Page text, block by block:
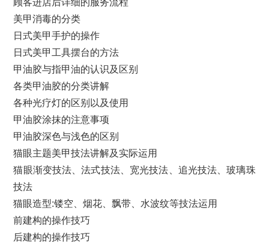
美甲消毒的分类
日式美甲手护的操作
日式美甲工具摆台的方法
甲油胶与指甲油的认识及区别
各类甲油胶的分类讲解
各种光疗灯的区别以及使用
甲油胶涂抹的注意事项
甲油胶深色与浅色的区别
猫眼主题美甲技法讲解及实际运用
猫眼渐变技法、法式技法、宽光技法、追光技法、玻璃珠
技法
猫眼造型:镂空、烟花、飘带、水波纹等技法运用
前建构的操作技巧
后建构的操作技巧